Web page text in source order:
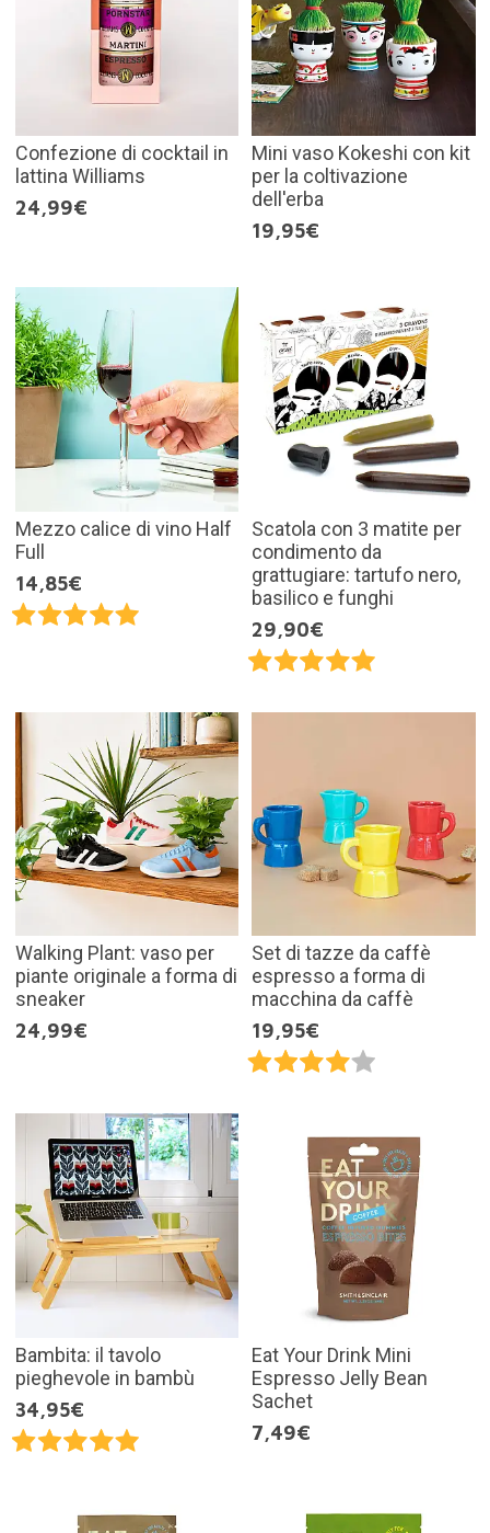
Confezione di cocktail in
lattina Williams
24,99€
Mini vaso Kokeshi con kit
per la coltivazione
dell'erba
19,95€
Mezzo calice di vino Half
Full
14,85€
Scatola con 3 matite per
condimento da
grattugiare: tartufo nero,
basilico e funghi
29,90€
Walking Plant: vaso per
piante originale a forma di
sneaker
24,99€
Set di tazze da caffè
espresso a forma di
macchina da caffè
19,95€
Bambita: il tavolo
pieghevole in bambù
34,95€
Eat Your Drink Mini
Espresso Jelly Bean
Sachet
7,49€